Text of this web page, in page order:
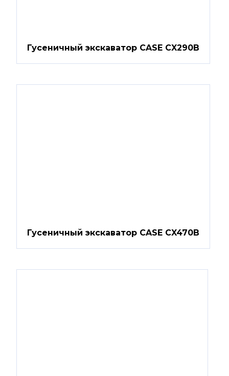
Гусеничный экскаватор CASE CX290B
Гусеничный экскаватор CASE CX470B